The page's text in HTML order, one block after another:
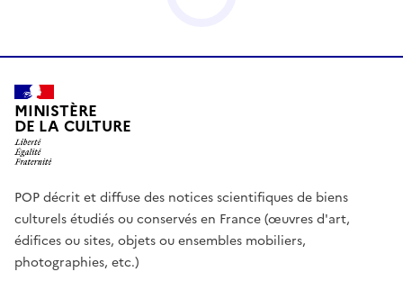
MINISTÈRE
DE LA CULTURE
POP décrit et diffuse des notices scientifiques de biens
culturels étudiés ou conservés en France (œuvres d'art,
édifices ou sites, objets ou ensembles mobiliers,
photographies, etc.)